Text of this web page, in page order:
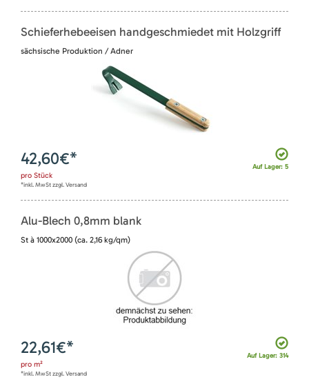
Schieferhebeeisen handgeschmiedet mit Holzgriff
sächsische Produktion / Adner
Auf Lager: 5
42,60€*
pro Stück
*inkl. MwSt zzgl. Versand
Alu-Blech 0,8mm blank
St à 1000x2000 (ca. 2,16 kg/qm)
Auf Lager: 314
22,61€*
pro m²
*inkl. MwSt zzgl. Versand